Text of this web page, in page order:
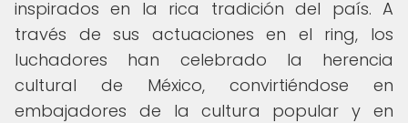
inspirados en la rica tradición del país. A
través de sus actuaciones en el ring, los
luchadores han celebrado la herencia
cultural de México, convirtiéndose en
embajadores de la cultura popular y en